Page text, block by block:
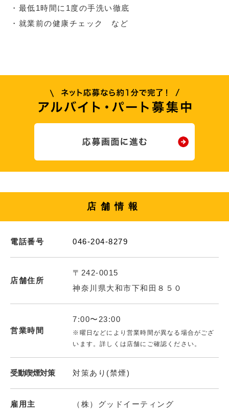
・最低1時間に1度の手洗い徹底
・就業前の健康チェック など
店舗情報
電話番号 046-204-8279
店舗住所
〒242-0015
神奈川県大和市下和田８５０
営業時間
7:00〜23:00
※曜日などにより営業時間が異なる場合がござ
います。詳しくは店舗にご確認ください。
受動喫煙対策 対策あり(禁煙)
雇用主 （株）グッドイーティング